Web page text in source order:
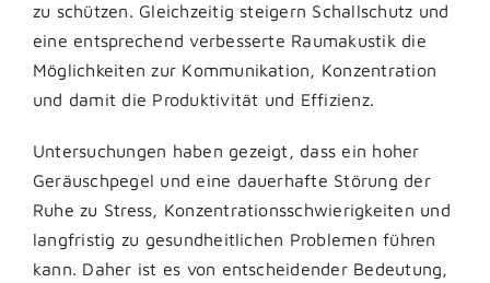
zu schützen. Gleichzeitig steigern Schallschutz und
eine entsprechend verbesserte Raumakustik die
Möglichkeiten zur Kommunikation, Konzentration
und damit die Produktivität und Effizienz.
Untersuchungen haben gezeigt, dass ein hoher
Geräuschpegel und eine dauerhafte Störung der
Ruhe zu Stress, Konzentrationsschwierigkeiten und
langfristig zu gesundheitlichen Problemen führen
kann. Daher ist es von entscheidender Bedeutung,